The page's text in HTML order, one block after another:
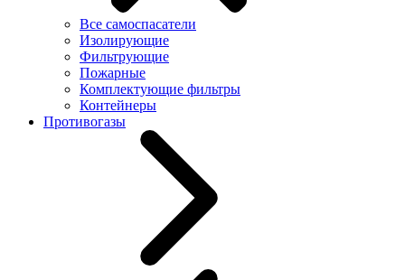
Все самоспасатели
Изолирующие
Фильтрующие
Пожарные
Комплектующие фильтры
Контейнеры
Противогазы